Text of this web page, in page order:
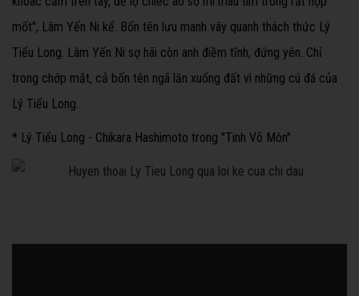
mốt", Lâm Yến Ni kể. Bốn tên lưu manh vây quanh thách thức Lý
Tiểu Long. Lâm Yến Ni sợ hãi còn anh điềm tĩnh, đứng yên. Chỉ
trong chớp mắt, cả bốn tên ngã lăn xuống đất vì những cú đá của
Lý Tiểu Long.
* Lý Tiểu Long - Chikara Hashimoto trong "Tinh Võ Môn"